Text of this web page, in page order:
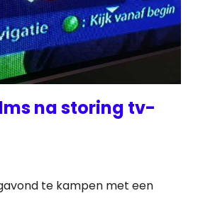
na storing tv-
te kampen met een